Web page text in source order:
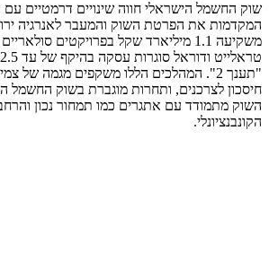
שוק החשמל הישראלי חווה שינויים דרמטיים
המקדמות את הפרטת השוק והמעבר לאנרגיה
משקיעה 1.1 מיליארד שקל בפרויקטים
"תענך 2". המהלכים הללו משקפים מגמה של
חיסכון לצרכנים, ותחרות מוגברת בשוק החשמל
השוק מתמודד עם אתגרים כמו תמחור נכון
הקונבנציונלי.